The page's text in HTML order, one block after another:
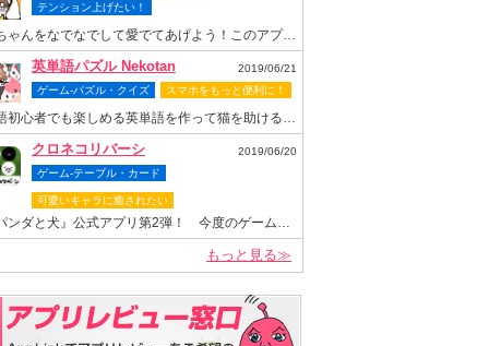
テンション上げたい！
梅ちゃんをなでなでして愛でてあげよう！このアプリがあれば梅ちゃんといつまでもいっしょ！
英単語パズル Nekotan
2019/06/21
ゲーム-パズル・クイズ
スマホをもっと便利に！
英語初心者でも楽しめる英単語を作って猫を助ける可愛いパズルゲーム
クロネコリバーシ
2019/06/20
ゲーム-テーブル・カード
可愛いキャラに癒されたい
『パンダと犬』公式アプリ第2弾！ 今度のゲームは“クロネコヤマモト”が主役のリバーシゲーム！
もっと見る≫